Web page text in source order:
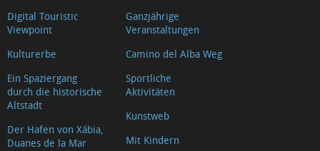
Digital Touristic
Viewpoint
Kulturerbe
Ein Spaziergang
durch die historische
Altstadt
Der Hafen von Xábia,
Duanes de la Mar
Ganzjährige
Veranstaltungen
Camino del Alba Weg
Sportliche
Aktivitäten
Kunstweb
Mit Kindern